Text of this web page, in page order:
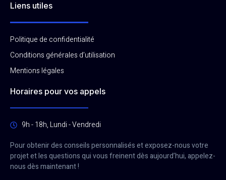
Liens utiles
Politique de confidentialité
Conditions générales d’utilisation
Mentions légales
Horaires pour vos appels
9h - 18h, Lundi - Vendredi
Pour obtenir des conseils personnalisés et exposez-nous votre
projet et les questions qui vous freinent dès aujourd’hui, appelez-
nous dès maintenant !